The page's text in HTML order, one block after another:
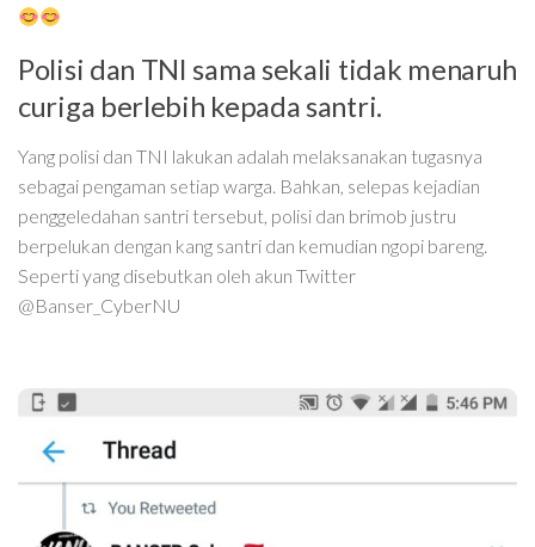
Polisi dan TNI sama sekali tidak menaruh
curiga berlebih kepada santri.
Yang polisi dan TNI lakukan adalah melaksanakan tugasnya
sebagai pengaman setiap warga. Bahkan, selepas kejadian
penggeledahan santri tersebut, polisi dan brimob justru
berpelukan dengan kang santri dan kemudian ngopi bareng.
Seperti yang disebutkan oleh akun Twitter
@Banser_CyberNU